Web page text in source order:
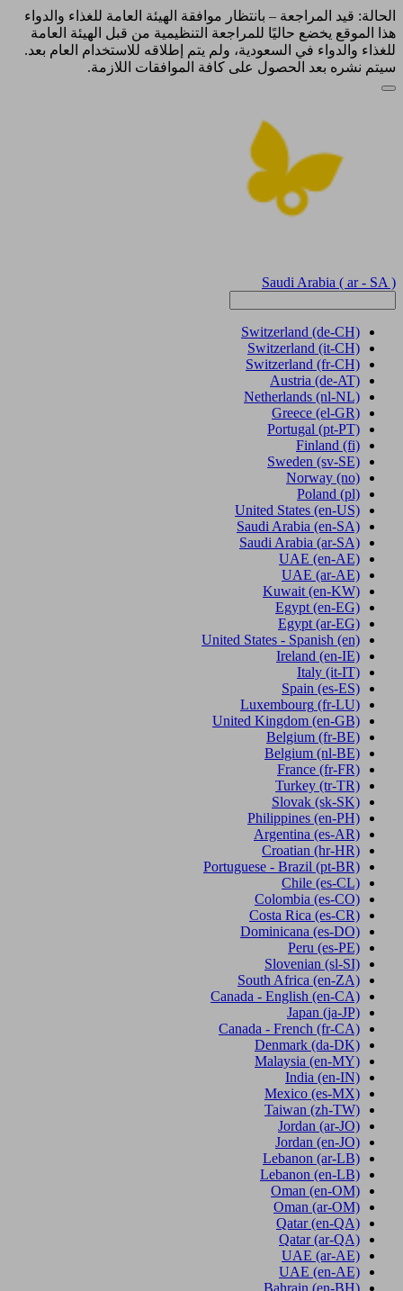
الحالة: قيد المراجعة – بانتظار موافقة الهيئة العامة للغذاء والدواء
هذا الموقع يخضع حاليًا للمراجعة التنظيمية من قبل الهيئة العامة
للغذاء والدواء في السعودية، ولم يتم إطلاقه للاستخدام العام بعد.
سيتم نشره بعد الحصول على كافة الموافقات اللازمة.
Saudi Arabia ( ar - SA )
Switzerland (de-CH)
Switzerland (it-CH)
Switzerland (fr-CH)
Austria (de-AT)
Netherlands (nl-NL)
Greece (el-GR)
Portugal (pt-PT)
Finland (fi)
Sweden (sv-SE)
Norway (no)
Poland (pl)
United States (en-US)
Saudi Arabia (en-SA)
Saudi Arabia (ar-SA)
UAE (en-AE)
UAE (ar-AE)
Kuwait (en-KW)
Egypt (en-EG)
Egypt (ar-EG)
United States - Spanish (en)
Ireland (en-IE)
Italy (it-IT)
Spain (es-ES)
Luxembourg (fr-LU)
United Kingdom (en-GB)
Belgium (fr-BE)
Belgium (nl-BE)
France (fr-FR)
Turkey (tr-TR)
Slovak (sk-SK)
Philippines (en-PH)
Argentina (es-AR)
Croatian (hr-HR)
Portuguese - Brazil (pt-BR)
Chile (es-CL)
Colombia (es-CO)
Costa Rica (es-CR)
Dominicana (es-DO)
Peru (es-PE)
Slovenian (sl-SI)
South Africa (en-ZA)
Canada - English (en-CA)
Japan (ja-JP)
Canada - French (fr-CA)
Denmark (da-DK)
Malaysia (en-MY)
India (en-IN)
Mexico (es-MX)
Taiwan (zh-TW)
Jordan (ar-JO)
Jordan (en-JO)
Lebanon (ar-LB)
Lebanon (en-LB)
Oman (en-OM)
Oman (ar-OM)
Qatar (en-QA)
Qatar (ar-QA)
UAE (ar-AE)
UAE (en-AE)